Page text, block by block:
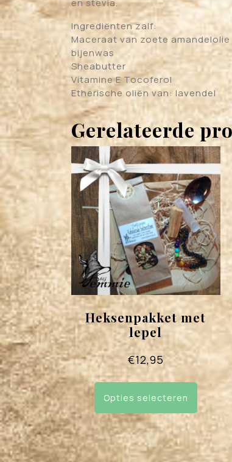
Ingrediënten zalf:
Maceraat van zoete
bijenwas
Sheabutter
Vitamine E Tocoferol
Etherische oliën van: lavendel
Gerelateerde
Heksenpakket met
lepel
€12,95
Opties selecteren
Dit
heeft
Deze